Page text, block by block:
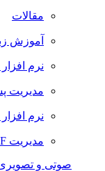
مقالات
آموزش
نرم
مدیریت
نرم افزار
مدیریت PDF
صوتی و